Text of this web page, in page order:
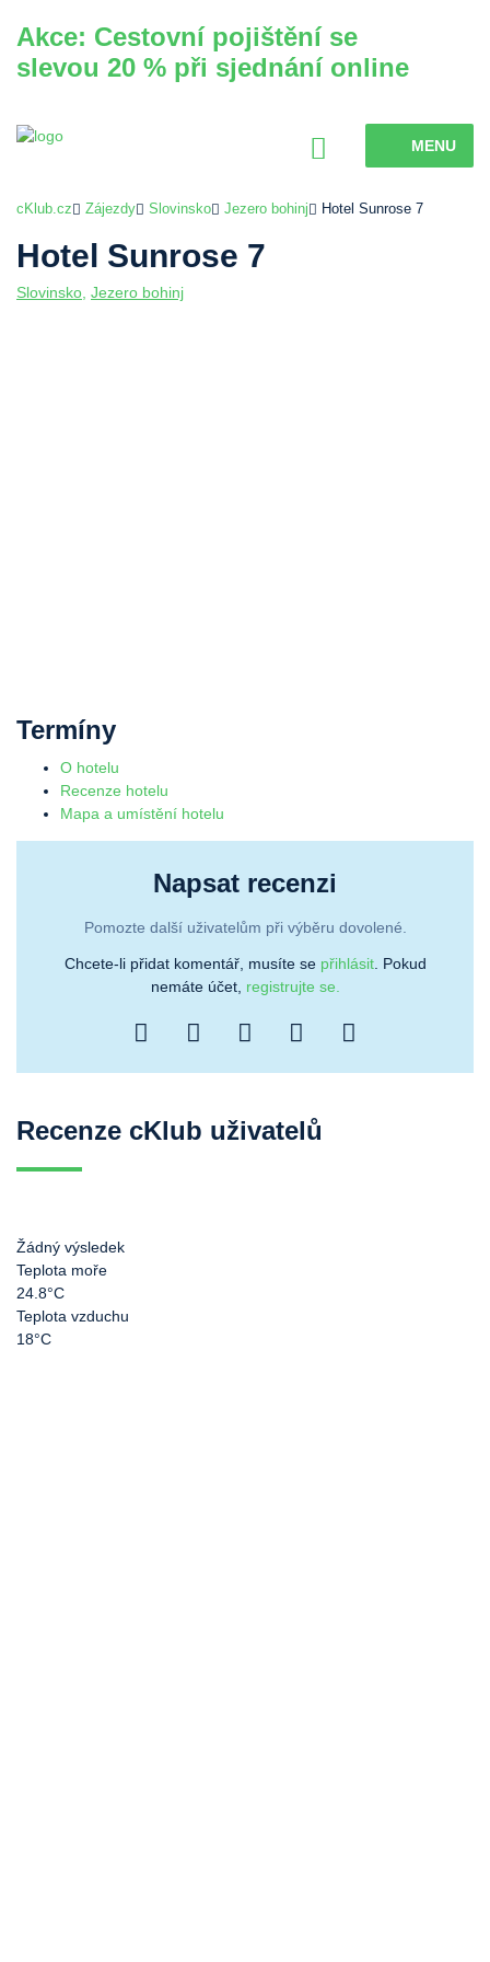
Akce: Cestovní pojištění se
slevou 20 % při sjednání online
MENU
cKlub.cz Zájezdy Slovinsko Jezero bohinj Hotel Sunrose 7
Hotel Sunrose 7
Slovinsko Jezero bohinj
Termíny
O hotelu
Recenze hotelu
Mapa a umístění hotelu
Napsat recenzi
Pomozte další uživatelům při výběru dovolené.
Chcete-li přidat komentář, musíte se přihlásit. Pokud
nemáte účet, registrujte se.
Recenze cKlub uživatelů
Žádný výsledek
Teplota moře
24.8°C
Teplota vzduchu
18°C